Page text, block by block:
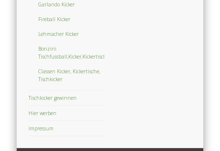
Garlando Kicker
Fireball Kicker
Lehmacher Kicker
Bonzini
Tischfussball,Kicker,Kickertisch,Tischkicker
Classen Kicker, Kickertische,
Tischkicker
Tischkicker gewinnen
Hier werben
Impressum